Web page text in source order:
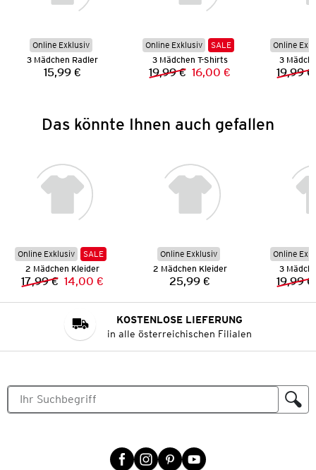
Online Exklusiv
3 Mädchen Radler
Preis:
15,99 €
Online Exklusiv
SALE
3 Mädchen T-Shirts
Vorheriger Preis:
19,99 € Neuer Preis:
16,00 €
Online
3
19,99 €
Das könnte Ihnen auch gefallen
Online Exklusiv
SALE
2 Mädchen Kleider
Vorheriger Preis:
17,99 € Neuer Preis:
14,00 €
Online Exklusiv
2 Mädchen Kleider
Preis:
25,99 €
Online
3
19,99 €
KOSTENLOSE LIEFERUNG
in alle österreichischen Filialen